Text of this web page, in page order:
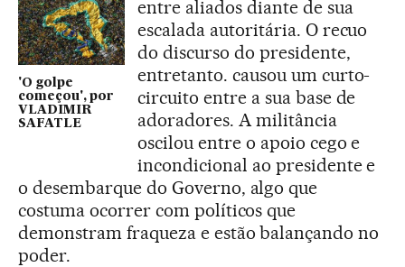
'O golpe
começou', por
VLADIMIR
SAFATLE
entre aliados diante de sua
escalada autoritária. O recuo
do discurso do presidente,
entretanto. causou um curto-
circuito entre a sua base de
adoradores. A militância
oscilou entre o apoio cego e
incondicional ao presidente e
o desembarque do Governo, algo que
costuma ocorrer com políticos que
demonstram fraqueza e estão balançando no
poder.